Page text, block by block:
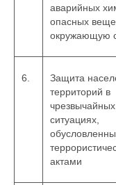
аварийных
опасных
окружающую
6.
Защита
территорий в
чрезвычайных
ситуациях,
актами